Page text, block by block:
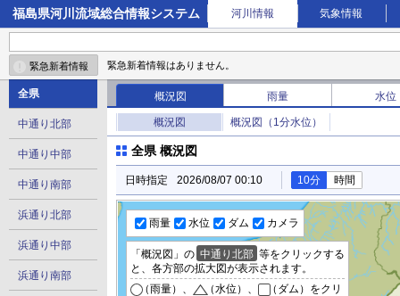
福島県河川流域総合情報システム 河川情報 気象情報
緊急新着情報 緊急新着情報はありません。
全県
中通り北部
中通り中部
中通り南部
浜通り北部
浜通り中部
浜通り南部
概況図 雨量 水位
概況図 概況図（1分水位）
全県 概況図
日時指定 2026/08/07 00:10 10分 時間
雨量 水位 ダム カメラ
「概況図」の 中通り北部 等をクリックする
と、各方部の拡大図が表示されます。
（雨量）、
（水位）、
（ダム）をクリ